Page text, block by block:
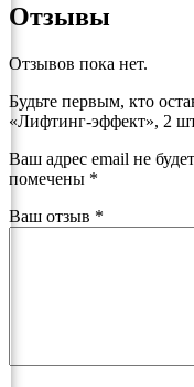
Отзывы
Отзывов пока нет.
Будьте первым, кто
«Лифтинг-эффект», 2
Ваш адрес email не
помечены *
Ваш отзыв *